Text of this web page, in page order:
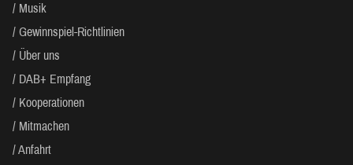
Musik
Gewinnspiel-Richtlinien
Über uns
DAB+ Empfang
Kooperationen
Mitmachen
Anfahrt